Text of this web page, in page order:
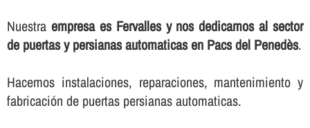
Nuestra empresa es Fervalles y nos dedicamos al sector
de puertas y persianas automaticas en Pacs del Penedès.
Hacemos instalaciones, reparaciones, mantenimiento y
fabricación de puertas persianas automaticas.